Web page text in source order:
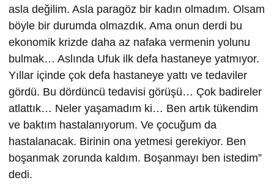
asla değilim. Asla paragöz bir kadın olmadım. Olsam
böyle bir durumda olmazdık. Ama onun derdi bu
ekonomik krizde daha az nafaka vermenin yolunu
bulmak… Aslında Ufuk ilk defa hastaneye yatmıyor.
Yıllar içinde çok defa hastaneye yattı ve tedaviler
gördü. Bu dördüncü tedavisi görüşü… Çok badireler
atlattık… Neler yaşamadım ki… Ben artık tükendim
ve baktım hastalanıyorum. Ve çocuğum da
hastalanacak. Birinin ona yetmesi gerekiyor. Ben
boşanmak zorunda kaldım. Boşanmayı ben istedim”
dedi.